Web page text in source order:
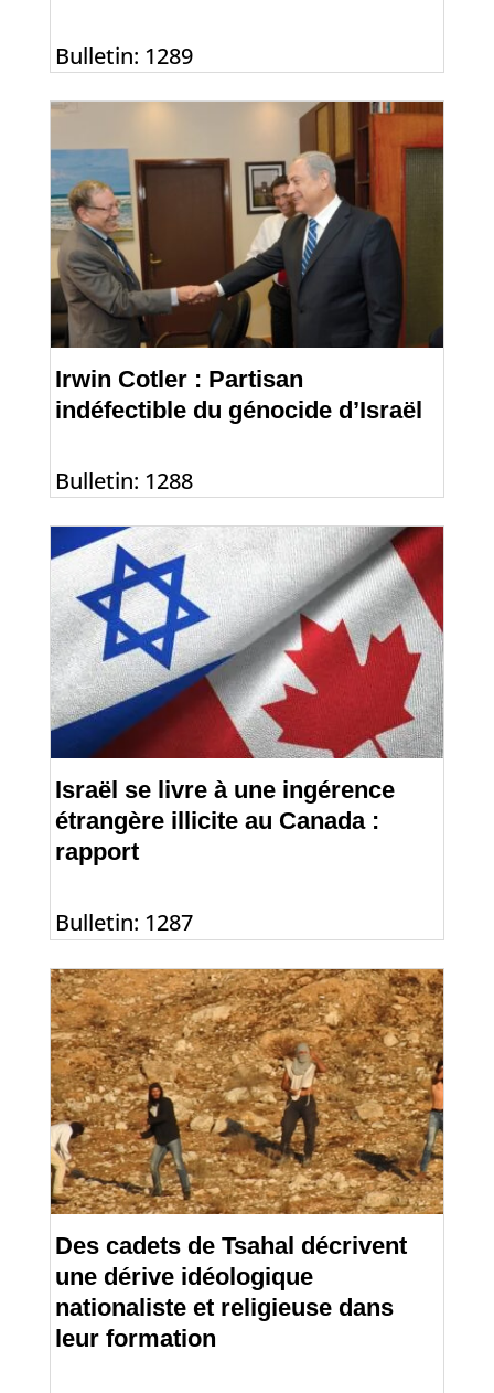
Bulletin: 1289
Irwin Cotler : Partisan
indéfectible du génocide d’Israël
Bulletin: 1288
Israël se livre à une ingérence
étrangère illicite au Canada :
rapport
Bulletin: 1287
Des cadets de Tsahal décrivent
une dérive idéologique
nationaliste et religieuse dans
leur formation